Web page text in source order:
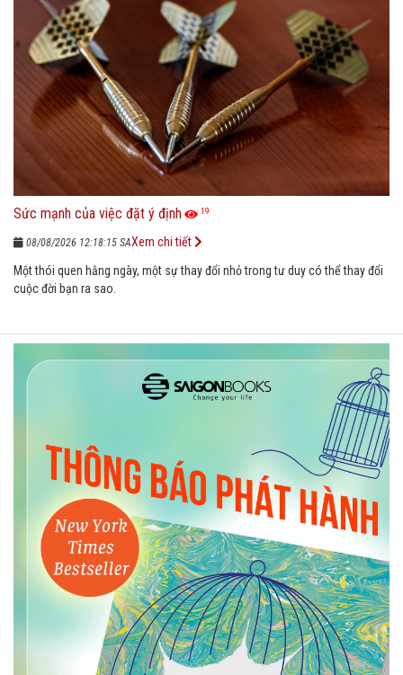
Sức mạnh của việc đặt ý định 19
08/08/2026 12:18:15 SA
Một thói quen hằng ngày, một sự thay đổi nhỏ trong tư duy có thể thay đổi
cuộc đời bạn ra sao.
Xem chi tiết